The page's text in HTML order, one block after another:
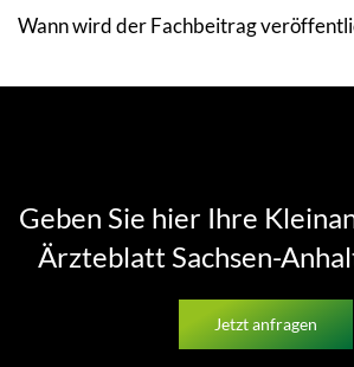
Wann wird der Fachbeitrag
Geben Sie hier Ihre
Ärzteblatt Sachsen-
Jetzt anfragen